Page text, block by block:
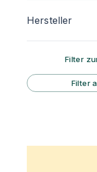
Hersteller
Filter
Filter